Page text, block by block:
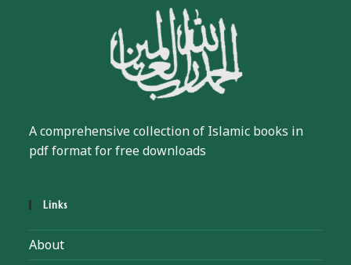
A comprehensive collection of Islamic books in
pdf format for free downloads
Links
About